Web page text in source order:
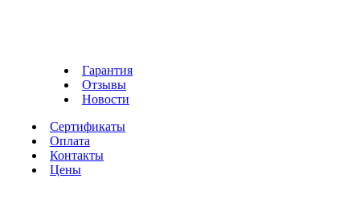
Гарантия
Отзывы
Новости
Сертификаты
Оплата
Контакты
Цены